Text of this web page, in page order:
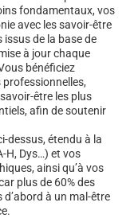
fondamentaux, vos
avec les savoir-être
de la base de
à jour chaque
bénéficiez
professionnelles,
être les plus
afin de soutenir
dessus, étendu à la
H, Dys…) et vos
ainsi qu’à vos
plus de 60% des
à un mal-être